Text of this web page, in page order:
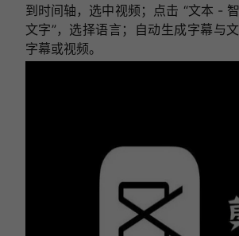
到时间轴，选中视频；点击 “文本 -
文字”，选择语言；自动生成字幕与
字幕或视频。